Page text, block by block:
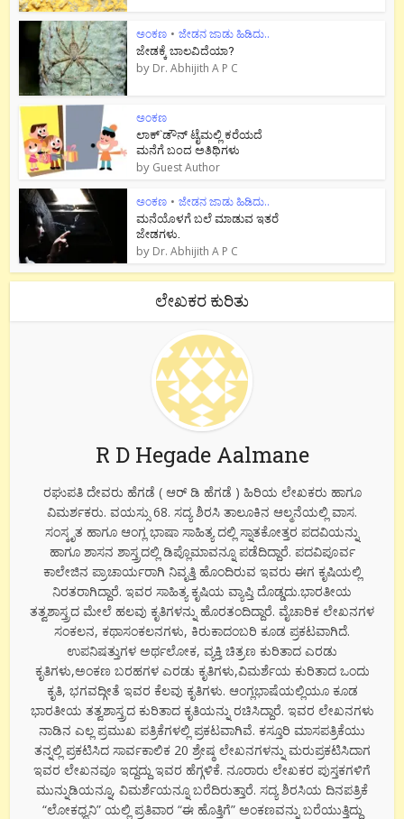
ಅಂಕಣ • ಜೇಡನ ಜಾಡು ಹಿಡಿದು..
ಜೇಡಕ್ಕೆ ಬಾಲವಿದೆಯಾ?
by Dr. Abhijith A P C
ಅಂಕಣ
ಲಾಕ್`ಡೌನ್ ಟೈಮಲ್ಲಿ ಕರೆಯದೆ
ಮನೆಗೆ ಬಂದ ಅತಿಥಿಗಳು
by Guest Author
ಅಂಕಣ • ಜೇಡನ ಜಾಡು ಹಿಡಿದು..
ಮನೆಯೊಳಗೆ ಬಲೆ ಮಾಡುವ ಇತರೆ
ಜೇಡಗಳು.
by Dr. Abhijith A P C
ಲೇಖಕರ ಕುರಿತು
R D Hegade Aalmane
ರಘುಪತಿ ದೇವರು ಹೆಗಡೆ ( ಆರ್ ಡಿ ಹೆಗಡೆ ) ಹಿರಿಯ ಲೇಖಕರು ಹಾಗೂ
ವಿಮರ್ಶಕರು. ವಯಸ್ಸು 68. ಸದ್ಯ ಶಿರಸಿ ತಾಲೂಕಿನ ಆಲ್ಮನೆಯಲ್ಲಿ ವಾಸ.
ಸಂಸ್ಕೃತ ಹಾಗೂ ಆಂಗ್ಲ ಭಾಷಾ ಸಾಹಿತ್ಯ ದಲ್ಲಿ ಸ್ನಾತಕೋತ್ತರ ಪದವಿಯನ್ನು
ಹಾಗೂ ಶಾಸನ ಶಾಸ್ತ್ರದಲ್ಲಿ ಡಿಪ್ಲೊಮಾವನ್ನೂ ಪಡೆದಿದ್ದಾರೆ. ಪದವಿಪೂರ್ವ
ಕಾಲೇಜಿನ ಪ್ರಾಚಾರ್ಯರಾಗಿ ನಿವೃತ್ತಿ ಹೊಂದಿರುವ ಇವರು ಈಗ ಕೃಷಿಯಲ್ಲಿ
ನಿರತರಾಗಿದ್ದಾರೆ. ಇವರ ಸಾಹಿತ್ಯ ಕೃಷಿಯ ವ್ಯಾಪ್ತಿ ದೊಡ್ಡದು.ಭಾರತೀಯ
ತತ್ವಶಾಸ್ತ್ರದ ಮೇಲೆ ಹಲವು ಕೃತಿಗಳನ್ನು ಹೊರತಂದಿದ್ದಾರೆ. ವೈಚಾರಿಕ ಲೇಖನಗಳ
ಸಂಕಲನ, ಕಥಾಸಂಕಲನಗಳು, ಕಿರುಕಾದಂಬರಿ ಕೂಡ ಪ್ರಕಟವಾಗಿದೆ.
ಉಪನಿಷತ್ತುಗಳ ಅರ್ಥಲೋಕ, ವ್ಯಕ್ತಿ ಚಿತ್ರಣ ಕುರಿತಾದ ಎರಡು
ಕೃತಿಗಳು,ಅಂಕಣ ಬರಹಗಳ ಎರಡು ಕೃತಿಗಳು,ವಿಮರ್ಶೆಯ ಕುರಿತಾದ ಒಂದು
ಕೃತಿ, ಭಗವದ್ಗೀತೆ ಇವರ ಕೆಲವು ಕೃತಿಗಳು. ಆಂಗ್ಲಭಾಷೆಯಲ್ಲಿಯೂ ಕೂಡ
ಭಾರತೀಯ ತತ್ವಶಾಸ್ತ್ರದ ಕುರಿತಾದ ಕೃತಿಯನ್ನು ರಚಿಸಿದ್ದಾರೆ. ಇವರ ಲೇಖನಗಳು
ನಾಡಿನ ಎಲ್ಲ ಪ್ರಮುಖ ಪತ್ರಿಕೆಗಳಲ್ಲಿ ಪ್ರಕಟವಾಗಿವೆ. ಕಸ್ತೂರಿ ಮಾಸಪತ್ರಿಕೆಯು
ತನ್ನಲ್ಲಿ ಪ್ರಕಟಿಸಿದ ಸಾರ್ವಕಾಲಿಕ 20 ಶ್ರೇಷ್ಠ ಲೇಖನಗಳನ್ನು ಮರುಪ್ರಕಟಿಸಿದಾಗ
ಇವರ ಲೇಖನವೂ ಇದ್ದದ್ದು ಇವರ ಹೆಗ್ಗಳಿಕೆ. ನೂರಾರು ಲೇಖಕರ ಪುಸ್ತಕಗಳಿಗೆ
ಮುನ್ನುಡಿಯನ್ನೂ, ವಿಮರ್ಶೆಯನ್ನೂ ಬರೆದಿರುತ್ತಾರೆ. ಸದ್ಯ ಶಿರಸಿಯ ದಿನಪತ್ರಿಕೆ
“ಲೋಕಧ್ವನಿ” ಯಲ್ಲಿ ಪ್ರತಿವಾರ “ಈ ಹೊತ್ತಿಗೆ” ಅಂಕಣವನ್ನು ಬರೆಯುತ್ತಿದ್ದು